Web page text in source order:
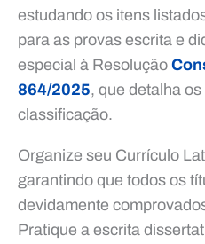
estudando os itens
para as provas escrita e
especial à Resolução
864/2025, que detalha
classificação.
Organize seu Currículo
garantindo que todos os
devidamente
Pratique a escrita